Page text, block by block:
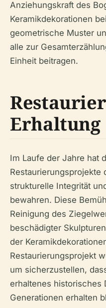
Anziehungskraft des
Keramikdekorationen
geometrische Muster
alle zur
Einheit beitragen.
Erhaltung
Im Laufe der Jahre hat
Restaurierungsprojekte
strukturelle Integrität
bewahren. Diese
Reinigung des
beschädigter
der
Restaurierungsprojekt
um sicherzustellen,
erhaltenes historisches
Generationen erhalten